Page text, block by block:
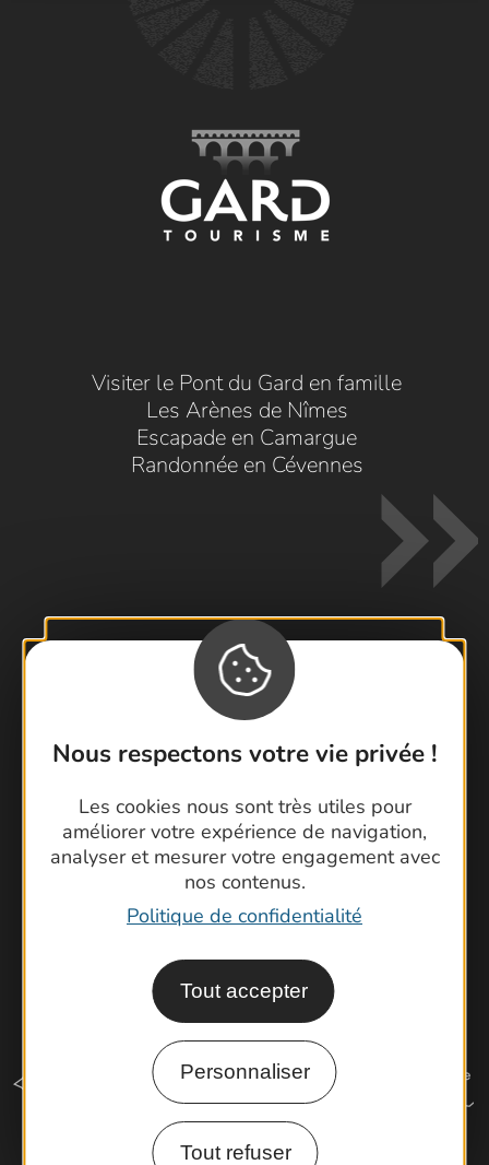
Nous respectons votre vie privée !
Les cookies nous sont très utiles pour
améliorer votre expérience de navigation,
analyser et mesurer votre engagement avec
nos contenus.
Politique de confidentialité
Tout accepter
Personnaliser
Tout refuser
Visiter le Pont du Gard en famille
Les Arènes de Nîmes
Escapade en Camargue
Randonnée en Cévennes
Contactez-nous !
Foire aux questions
Brochures
Latitude Gard